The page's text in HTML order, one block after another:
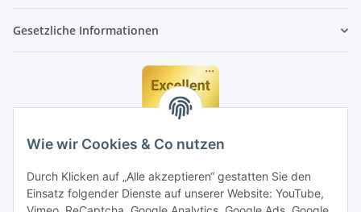
Wie wir Cookies & Co nutzen
Durch Klicken auf „Alle akzeptieren“ gestatten Sie den
Einsatz folgender Dienste auf unserer Website: YouTube,
Gesetzliche Informationen